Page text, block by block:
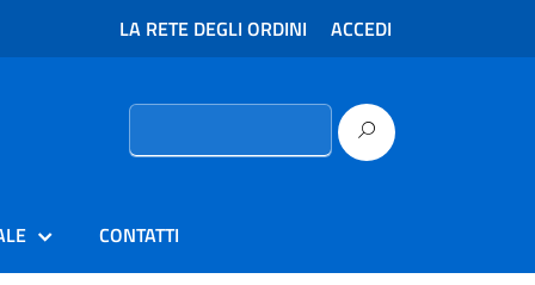
LA RETE DEGLI ORDINI ACCEDI
Ricerca
CONTATTI